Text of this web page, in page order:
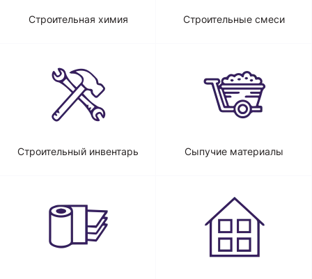
Строительная химия Строительные смеси
Строительный инвентарь Сыпучие материалы